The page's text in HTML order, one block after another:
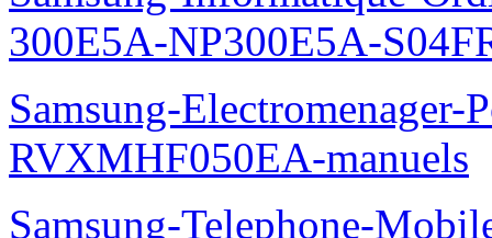
Samsung-TV-Audio-
Samsung-TV-Audio-
Samsung-TV-Audio-
PS50B550T4W-manuels